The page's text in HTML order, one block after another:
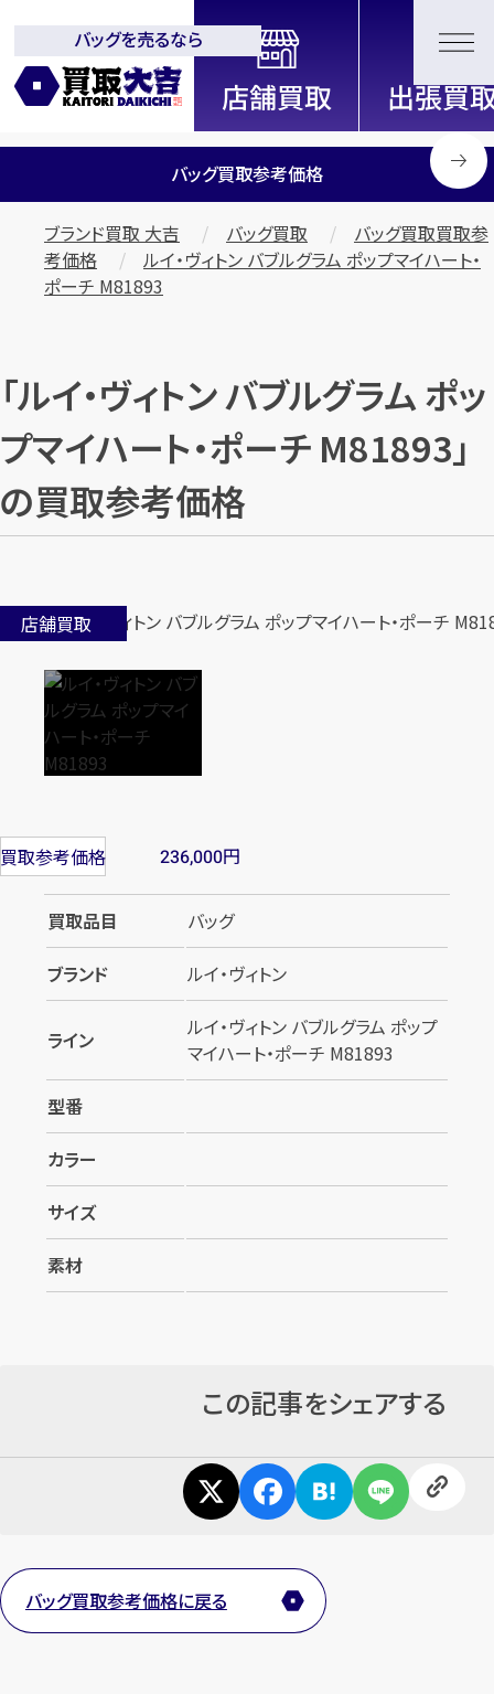
全国2000店舗以上展開中！
信頼と実績の買取専門店「買取大
吉」
バッグを売るなら
カンタン 無料
バッグ買取参考価格
ブランド買取 大吉 バッグ買取
バッグ買取買取参
考価格
ルイ・ヴィトン バブルグラム ポップマイハート・
ポーチ M81893
「ルイ・ヴィトン バブルグラム ポッ
プマイハート・ポーチ M81893」
の買取参考価格
店舗買取
買取参考価格 236,000円
買取品目
バッグ
ブランド
ルイ・ヴィトン
ライン
ルイ・ヴィトン バブルグラム ポップ
マイハート・ポーチ M81893
型番
カラー
サイズ
素材
この記事をシェアする
バッグ買取参考価格に戻る